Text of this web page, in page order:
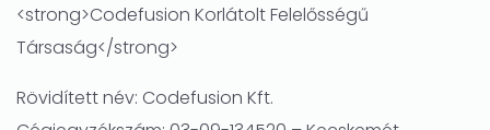
<strong>Codefusion Korlátolt Felelősségű
Társaság</strong>
Rövidített név: Codefusion Kft.